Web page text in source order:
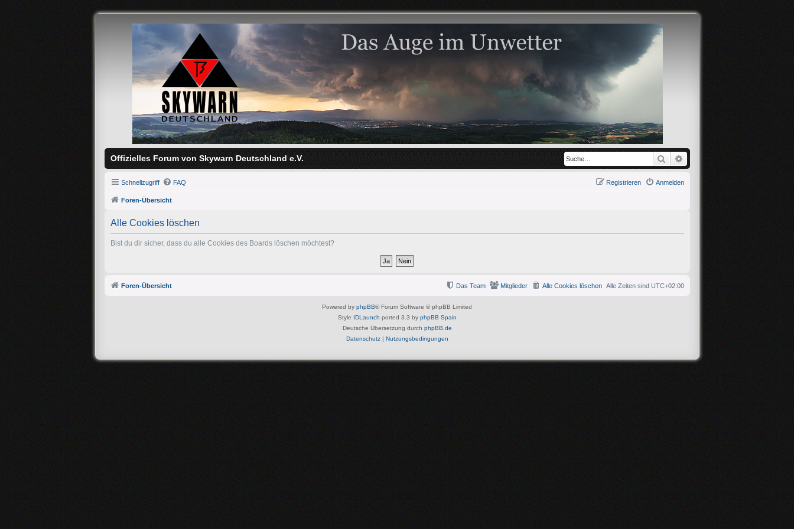
Offizielles Forum von Skywarn Deutschland e.V. Suche
Schnellzugriff FAQ Anmelden
Registrieren
Foren-Übersicht
Alle Cookies löschen
Bist du dir sicher, dass du alle Cookies des Boards löschen möchtest?
Foren-Übersicht Alle Zeiten sind UTC+02:00
Alle Cookies löschen
Mitglieder
Das Team
Powered by phpBB® Forum Software © phpBB Limited
Style IDLaunch ported 3.3 by phpBB Spain
Deutsche Übersetzung durch phpBB.de
Datenschutz| Nutzungsbedingungen